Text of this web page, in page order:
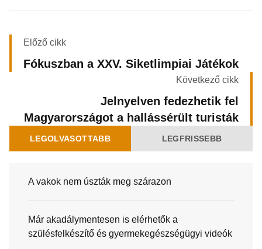
Előző cikk
Fókuszban a XXV. Siketlimpiai Játékok
Következő cikk
Jelnyelven fedezhetik fel
Magyarországot a hallássérült turisták
LEGOLVASOTTABB LEGFRISSEBB
A vakok nem úszták meg szárazon
Már akadálymentesen is elérhetők a
szülésfelkészítő és gyermekegészségügyi videók